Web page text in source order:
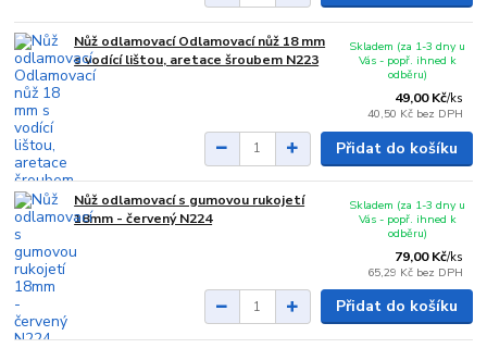
Nůž odlamovací Odlamovací nůž 18 mm
s vodící lištou, aretace šroubem N223
49,00 Kč/ks
40,50 Kč bez DPH
Skladem (za 1-3 dny u
Vás - popř. ihned k
odběru)
Přidat do košíku
Nůž odlamovací s gumovou rukojetí
18mm - červený N224
79,00 Kč/ks
65,29 Kč bez DPH
Skladem (za 1-3 dny u
Vás - popř. ihned k
odběru)
Přidat do košíku